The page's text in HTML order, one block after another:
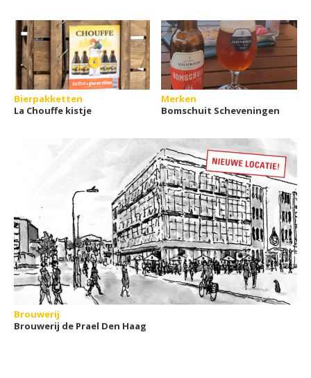
Bierpakketten
La Chouffe kistje
Merken
Bomschuit Scheveningen
Brouwerij
Brouwerij de Prael Den Haag